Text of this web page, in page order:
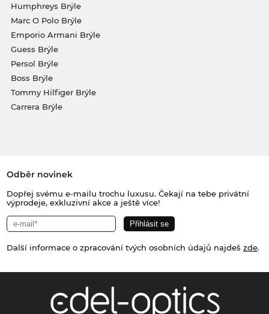
Humphreys Brýle
Marc O Polo Brýle
Emporio Armani Brýle
Guess Brýle
Persol Brýle
Boss Brýle
Tommy Hilfiger Brýle
Carrera Brýle
Odběr novinek
Dopřej svému e-mailu trochu luxusu. Čekají na tebe privátní
výprodeje, exkluzivní akce a ještě více!
Další informace o zpracování tvých osobních údajů najdeš zde.